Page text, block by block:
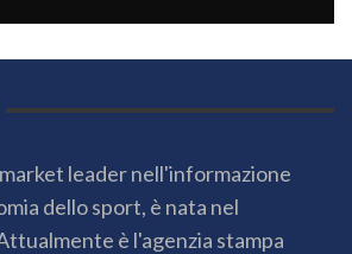
leader nell'informazione
dello sport, è nata nel
è l'agenzia stampa